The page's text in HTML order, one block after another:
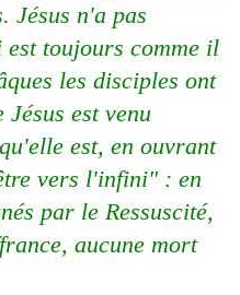
Jésus n'a pas
est toujours comme il
les disciples ont
est venu
est, en ouvrant
vers l'infini" : en
par le Ressuscité,
aucune mort